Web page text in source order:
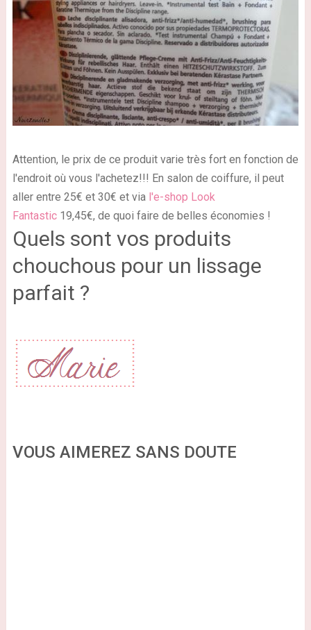
Attention, le prix de ce produit varie très forten fonction de
l'endroit où vous l'achetez!!! En salon de coiffure, il peut
aller entre 25€ et 30€ et via l'e-shop Look
Fantastic19,45€, de quoi faire de belles économies !
Quels sont vos produits
chouchous pour un lissage
parfait ?
VOUS AIMEREZ SANS DOUTE